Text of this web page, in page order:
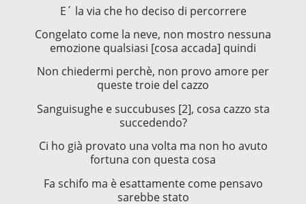
E´ la via che ho deciso di percorrere
Congelato come la neve, non mostro nessuna
emozione qualsiasi [cosa accada] quindi
Non chiedermi perchè, non provo amore per
queste troie del cazzo
Sanguisughe e succubuses [2], cosa cazzo sta
succedendo?
Ci ho già provato una volta ma non ho avuto
fortuna con questa cosa
Fa schifo ma è esattamente come pensavo
sarebbe stato